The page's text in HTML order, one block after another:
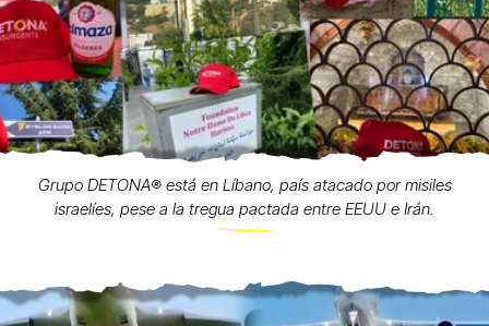
Grupo DETONA®️ está en Líbano, país atacado por misiles
israelíes, pese a la tregua pactada entre EEUU e Irán.